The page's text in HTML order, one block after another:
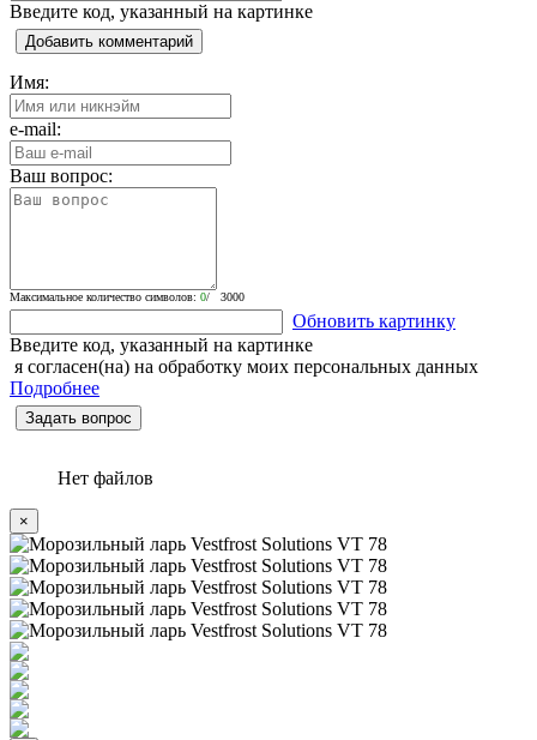
Введите код, указанный на картинке
Добавить комментарий
Имя:
e-mail:
Ваш вопрос:
Максимальное количество символов: 0/ 3000
Обновить картинку
Введите код, указанный на картинке
я согласен(на) на обработку моих персональных данных
Подробнее
Задать вопрос
Нет файлов
×